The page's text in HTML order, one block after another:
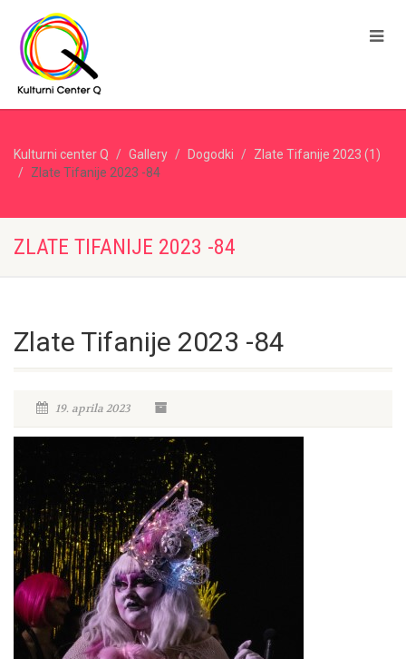
Kulturni center Q Gallery Dogodki
Zlate Tifanije 2023 (1)
Zlate Tifanije 2023 -84
ZLATE TIFANIJE 2023 -84
Zlate Tifanije 2023 -84
19. aprila 2023